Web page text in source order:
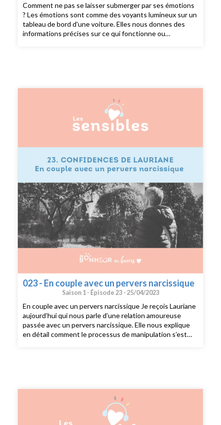
Comment ne pas se laisser submerger par ses émotions
? Les émotions sont comme des voyants lumineux sur un
tableau de bord d'une voiture. Elles nous donnes des
informations précises sur ce qui fonctionne ou
racontant un bout de votre histoire que j’ai déjà hâte de
découvrir. --- Suivez moi sur instagram :
@dubonheurenbarres Recevez du bonheur en barres
dans votre boîte mail
023 - En couple avec un pervers narcissique
Saison 1 - Épisode 23 - 25/04/2023
En couple avec un pervers narcissique Je reçois Lauriane
aujourd’hui qui nous parle d’une relation amoureuse
passée avec un pervers narcissique. Elle nous explique
en détail comment le processus de manipulation s’est
constamment à obtenir l'admiration et l'attention des
autres. Pour ça, ils peuvent se montrer charismatiques
et charmants au début d'une relation, mais cela peut
rapidement se transformer en une relation toxique et